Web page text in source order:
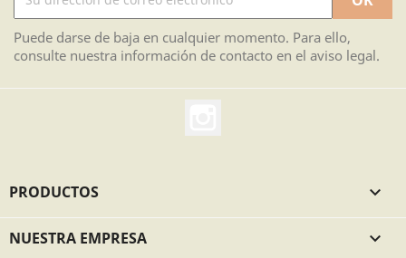
Puede darse de baja en cualquier momento. Para ello,
consulte nuestra información de contacto en el aviso legal.
PRODUCTOS 
NUESTRA EMPRESA 